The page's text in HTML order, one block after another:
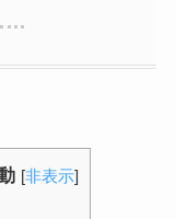
[非表示]